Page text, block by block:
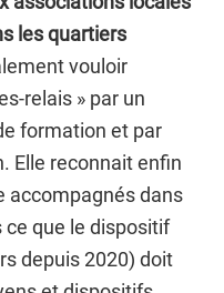
les quartiers
vouloir
relais » par un
formation et par
Elle reconnait enfin
accompagnés dans
ce que le dispositif
depuis 2020) doit